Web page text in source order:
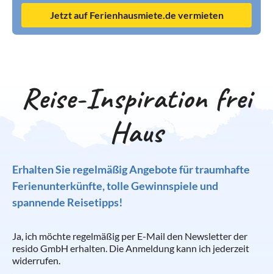
Jetzt auf Ferienhausmiete.de vermieten
Reise-Inspiration frei
Haus
Erhalten Sie regelmäßig Angebote für traumhafte
Ferienunterkünfte, tolle Gewinnspiele und
spannende Reisetipps!
Ja, ich möchte regelmäßig per E-Mail den Newsletter der
resido GmbH erhalten. Die Anmeldung kann ich jederzeit
widerrufen.